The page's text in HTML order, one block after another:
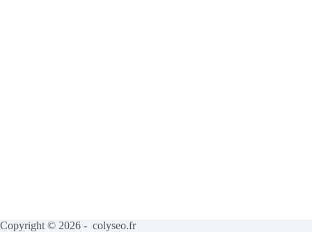
Copyright © 2026 - colyseo.fr